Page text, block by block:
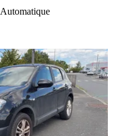
Automatique